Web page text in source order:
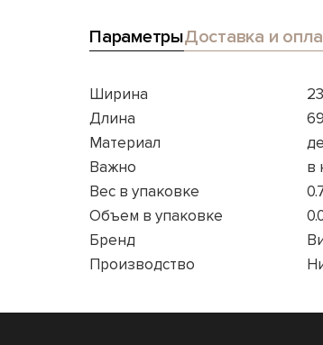
ПараметрыДоставка и
Ширина
Длина
Материал
Важно
в
Вес в упаковке
Объем в упаковке
Бренд
Производство